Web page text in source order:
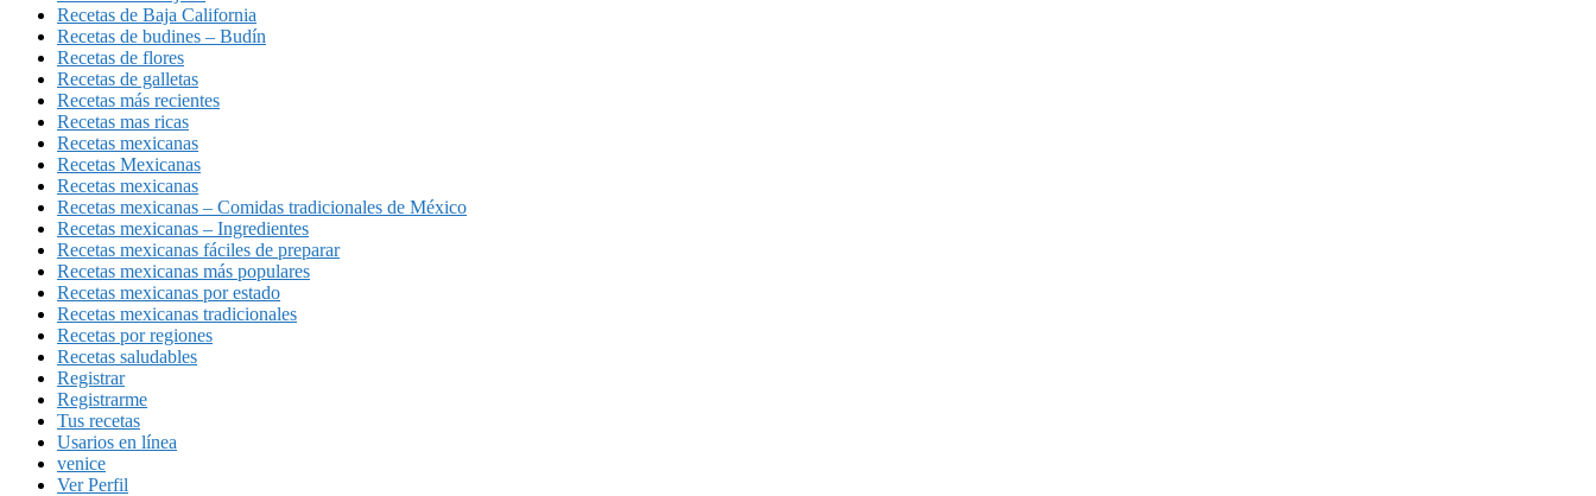
Recetas de Baja California
Recetas de budines – Budín
Recetas de flores
Recetas de galletas
Recetas más recientes
Recetas mas ricas
Recetas mexicanas
Recetas Mexicanas
Recetas mexicanas
Recetas mexicanas – Comidas tradicionales de México
Recetas mexicanas – Ingredientes
Recetas mexicanas fáciles de preparar
Recetas mexicanas más populares
Recetas mexicanas por estado
Recetas mexicanas tradicionales
Recetas por regiones
Recetas saludables
Registrar
Registrarme
Tus recetas
Usarios en línea
venice
Ver Perfil